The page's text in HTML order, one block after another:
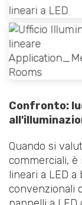
Confronto:
Quando si
commerciali,
lineari a LED a
convenzionali